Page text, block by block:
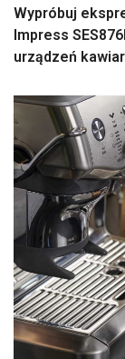
Wypróbuj
Impress
urządzeń